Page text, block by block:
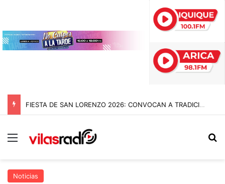
FIESTA DE SAN LORENZO 2026: CONVOCAN A TRADICIONAL ROMERÍA AL CEMENTERIO PARA RECORDAR A DEVOTOS Y PROMESANTES
Menú
Noticias